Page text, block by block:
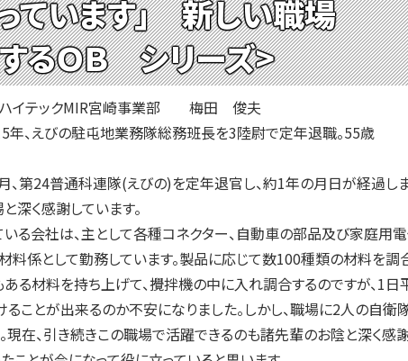
ています」 新しい職場
るＯＢ シリーズ>
クハイテックMIR宮崎事業部 梅田 俊夫
、えびの駐屯地業務隊総務班長を3陸尉で定年退職。55歳
第24普通科連隊(えびの)を定年退官し、約1年の月日が経過し
深く感謝しています。
る会社は、主として各種コネクター、自動車の部品及び家庭用
料係として勤務しています。製品に応じて数100種類の材料を
る材料を持ち上げて、攪拌機の中に入れ調合するのですが、1
ることが出来るのか不安になりました。しかし、職場に2人の自
現在、引き続きこの職場で活躍できるのも諸先輩のお陰と深く感